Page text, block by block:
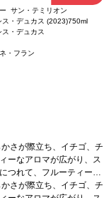
サン・テミリオン
ス・デュカス (2023)750ml
・デュカス
・フラン
さが際立ち、イチゴ、チ
ーなアロマが広がり、ス
つれて、フルーティーな
らかいオリエンタルスパ
さが際立ち、イチゴ、チ